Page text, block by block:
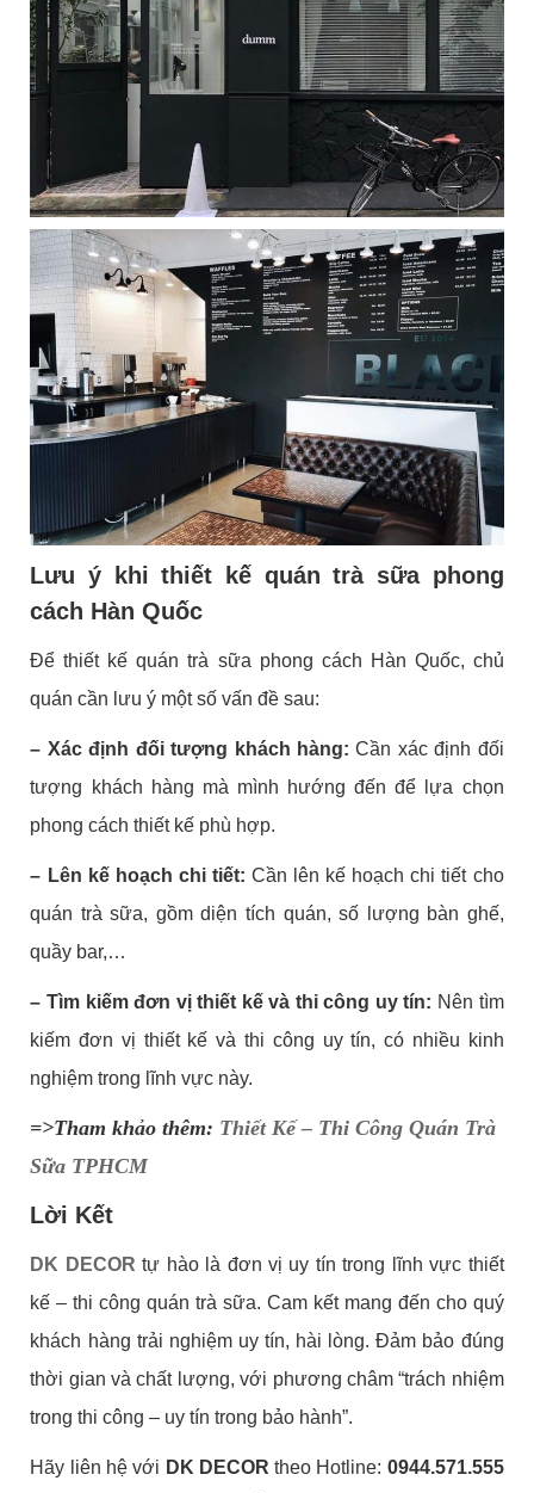
Lưu ý khi thiết kế quán trà sữa phong
cách Hàn Quốc
Để thiết kế quán trà sữa phong cách Hàn Quốc, chủ
quán cần lưu ý một số vấn đề sau:
– Xác định đối tượng khách hàng: Cần xác định đối
tượng khách hàng mà mình hướng đến để lựa chọn
phong cách thiết kế phù hợp.
– Lên kế hoạch chi tiết: Cần lên kế hoạch chi tiết cho
quán trà sữa, gồm diện tích quán, số lượng bàn ghế,
quầy bar,…
– Tìm kiếm đơn vị thiết kế và thi công uy tín: Nên tìm
kiếm đơn vị thiết kế và thi công uy tín, có nhiều kinh
nghiệm trong lĩnh vực này.
=>Tham khảo thêm: Thiết Kế – Thi Công Quán Trà
Sữa TPHCM
Lời Kết
DK DECORtự hào là đơn vị uy tín trong lĩnh vực thiết
kế – thi công quán trà sữa. Cam kết mang đến cho quý
khách hàng trải nghiệm uy tín, hài lòng. Đảm bảo đúng
thời gian và chất lượng, với phương châm “trách nhiệm
trong thi công – uy tín trong bảo hành”.
Hãy liên hệ với DK DECOR theo Hotline: 0944.571.555